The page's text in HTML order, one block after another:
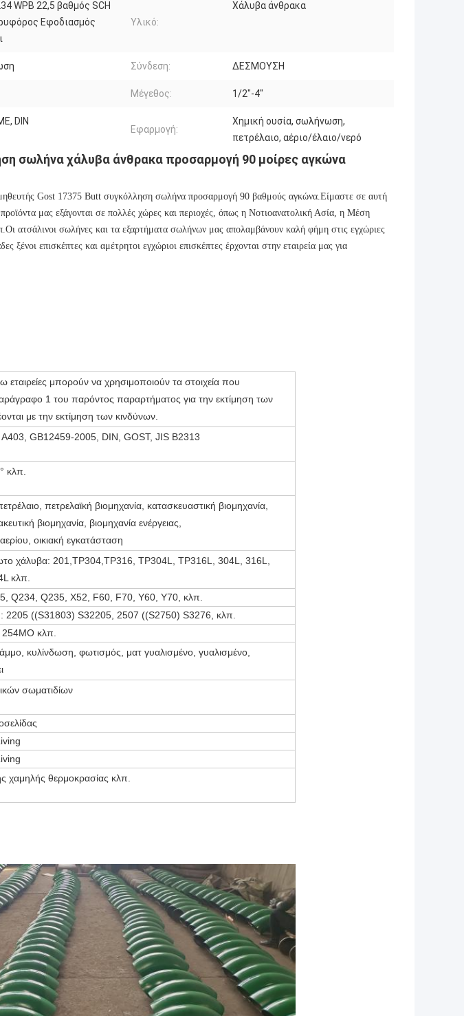
WPB 22,5 βαθμός SCH
Εφοδιασμός
Υλικό:
Χάλυβα άνθρακα
Σύνδεση: ΔΕΣΜΟΥΣΗ
Μέγεθος: 1/2"-4"
DIN
Εφαρμογή:
Χημική ουσία, σωλήνωση,
πετρέλαιο, αέριο/έλαιο/νερό
σωλήνα χάλυβα άνθρακα προσαρμογή 90 μοίρες αγκώνα
Gost 17375 Butt συγκόλληση σωλήνα προσαρμογή 90 βαθμούς αγκώνα.Είμαστε σε αυτή
μας εξάγονται σε πολλές χώρες και περιοχές, όπως η Νοτιοανατολική Ασία, η Μέση
ατσάλινοι σωλήνες και τα εξαρτήματα σωλήνων μας απολαμβάνουν καλή φήμη στις εγχώριες
ξένοι επισκέπτες και αμέτρητοι εγχώριοι επισκέπτες έρχονται στην εταιρεία μας για
εταιρείες μπορούν να χρησιμοποιούν τα στοιχεία που
1 του παρόντος παραρτήματος για την εκτίμηση των
με την εκτίμηση των κινδύνων.
GB12459-2005, DIN, GOST, JIS B2313
κλπ.
πετρελαϊκή βιομηχανία, κατασκευαστική βιομηχανία,
βιομηχανία, βιομηχανία ενέργειας,
οικιακή εγκατάσταση
χάλυβα: 201,TP304,TP316, TP304L, TP316L, 304L, 316L,
κλπ.
Q234, Q235, X52, F60, F70, Y60, Y70, κλπ.
2205 ((S31803) S32205, 2507 ((S2750) S3276, κλπ.
254MO κλπ.
κυλίνδωση, φωτισμός, ματ γυαλισμένο, γυαλισμένο,
σωματιδίων
χαμηλής θερμοκρασίας κλπ.